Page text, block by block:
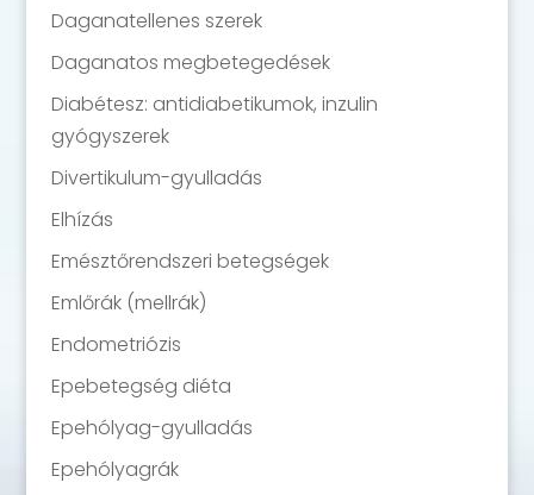
Daganatellenes szerek
Daganatos megbetegedések
Diabétesz: antidiabetikumok, inzulin
gyógyszerek
Divertikulum-gyulladás
Elhízás
Emésztőrendszeri betegségek
Emlőrák (mellrák)
Endometriózis
Epebetegség diéta
Epehólyag-gyulladás
Epehólyagrák